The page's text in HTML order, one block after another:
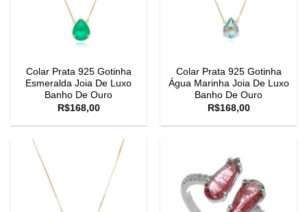
Colar Prata 925 Gotinha
Esmeralda Joia De Luxo
Banho De Ouro
R$168,00
Colar Prata 925 Gotinha
Água Marinha Joia De Luxo
Banho De Ouro
R$168,00